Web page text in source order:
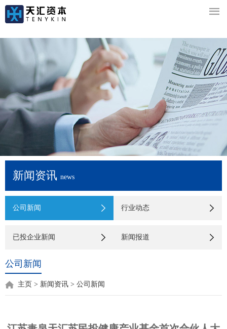

新闻资讯 news
公司新闻 行业动态
已投企业新闻 新闻报道
公司新闻
主页 > 新闻资讯 > 公司新闻